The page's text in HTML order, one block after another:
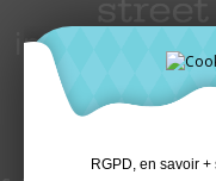
RGPD, en savoir